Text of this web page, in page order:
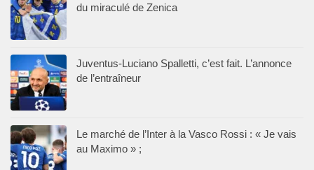
du miraculé de Zenica
Juventus-Luciano Spalletti, c’est fait. L’annonce
de l’entraîneur
Le marché de l’Inter à la Vasco Rossi : « Je vais
au Maximo » ;